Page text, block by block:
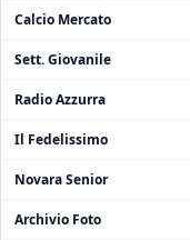
Calcio Mercato
Sett. Giovanile
Radio Azzurra
Il Fedelissimo
Novara Senior
Archivio Foto